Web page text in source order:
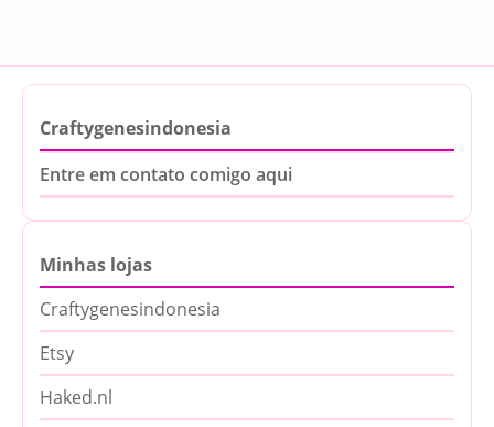
Craftygenesindonesia
Entre em contato comigo aqui
Minhas lojas
Craftygenesindonesia
Etsy
Haked.nl